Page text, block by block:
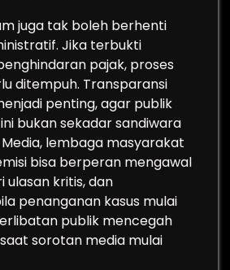
juga tak boleh berhenti
Jika terbukti
pajak, proses
ditempuh. Transparansi
penting, agar publik
bukan sekadar sandiwara
lembaga masyarakat
bisa berperan mengawal
ulasan kritis, dan
penanganan kasus mulai
publik mencegah
sorotan media mulai